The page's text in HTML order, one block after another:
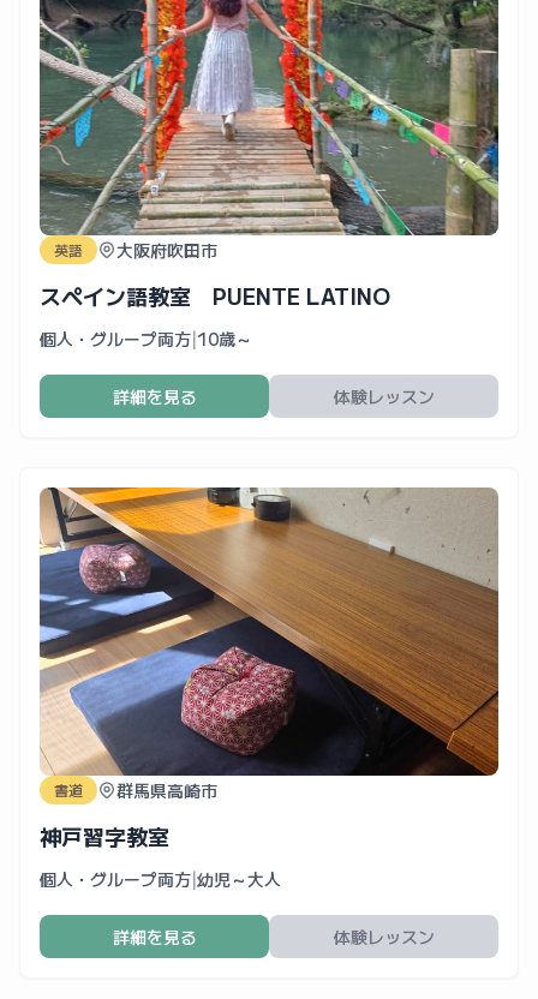
英語 大阪府吹田市
スペイン語教室 PUENTE LATINO
個人・グループ両方|10歳～
詳細を見る 体験レッスン
書道 群馬県高崎市
神戸習字教室
個人・グループ両方|幼児～大人
詳細を見る 体験レッスン